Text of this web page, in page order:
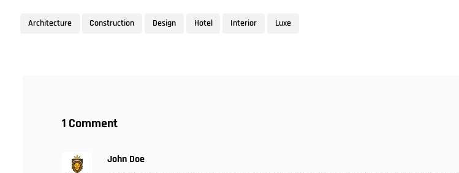
Architecture Construction Design Hotel Interior Luxe
1 Comment
John Doe